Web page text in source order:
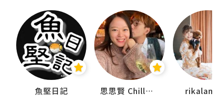
魚堅日記 思思賢 ChillMyBabe